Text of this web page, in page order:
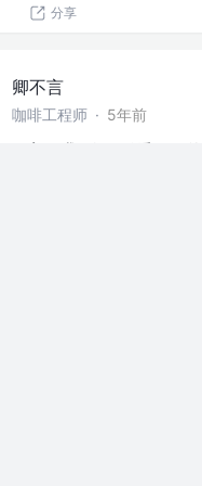
分享
卿不言
咖啡工程师 · 5年前
好家伙 我已经开始看2021